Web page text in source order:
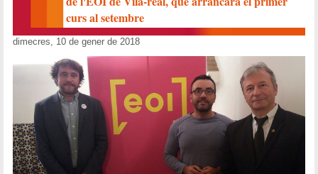
curs al setembre
dimecres, 10 de gener de 2018